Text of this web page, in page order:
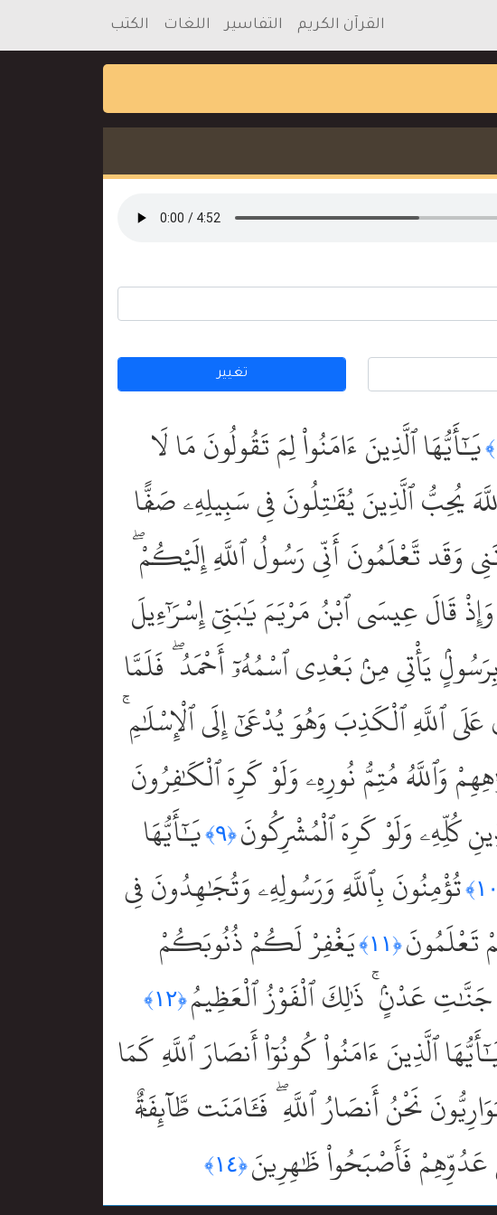
القرآن الكريم التفاسير اللغات الكتب
تغيير
يَٰٓأَيُّهَا ٱلَّذِينَ ءَامَنُواْ لِمَ تَقُولُونَ مَا لَا
يُحِبُّ ٱلَّذِينَ يُقَٰتِلُونَ فِى سَبِيلِهِۦ صَفًّۭا
وَقَد تَّعْلَمُونَ أَنِّى رَسُولُ ٱللَّهِ إِلَيْكُمْ
وَإِذْ قَالَ عِيسَى ٱبْنُ مَرْيَمَ يَٰبَنِىٓ إِسْرَٰٓءِيلَ
يَأْتِى مِنۢ بَعْدِى ٱسْمُهُۥٓ أَحْمَدُ ۖ فَلَمَّا
ٱللَّهِ ٱلْكَذِبَ وَهُوَ يُدْعَىٰٓ إِلَى ٱلْإِسْلَٰمِ
وَٱللَّهُ مُتِمُّ نُورِهِۦ وَلَوْ كَرِهَ ٱلْكَٰفِرُونَ
كُلِّهِۦ وَلَوْ كَرِهَ ٱلْمُشْرِكُونَ﴿٩﴾
يَٰٓأَيُّهَا
تُؤْمِنُونَ بِٱللَّهِ وَرَسُولِهِۦ وَتُجَٰهِدُونَ فِى
﴿١١﴾
يَغْفِرْ لَكُمْ ذُنُوبَكُمْ
عَدْنٍۢ ۚ ذَٰلِكَ ٱلْفَوْزُ ٱلْعَظِيمُ ﴿١٢﴾
ٱلَّذِينَ ءَامَنُواْ كُونُوٓاْ أَنصَارَ ٱللَّهِ كَمَا
نَحْنُ أَنصَارُ ٱللَّهِ ۖ فَـَٔامَنَت طَّآئِفَةٌۭ
عَدُوِّهِمْ فَأَصْبَحُواْ ظَٰهِرِينَ ﴿١٤﴾